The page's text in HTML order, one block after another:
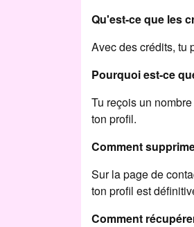
Qu'est-ce que les
Avec des crédits, tu
Pourquoi est-ce
Tu reçois un
ton profil.
Comment
Sur la page de
ton profil est
Comment